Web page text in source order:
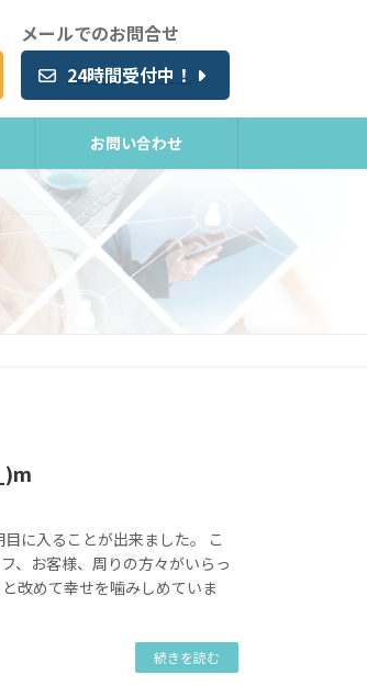
メールでのお問合せ
24時間受付中！
お問い合わせ
に入ることが出来ました。 こ
、お客様、周りの方々がいらっ
改めて幸せを噛みしめていま
続きを読む